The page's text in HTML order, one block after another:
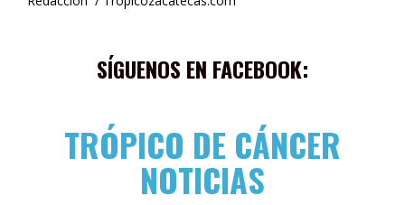
SÍGUENOS EN FACEBOOK:
TRÓPICO DE CÁNCER
NOTICIAS